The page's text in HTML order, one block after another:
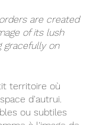
are created
of its lush
gracefully on
territoire où
d'autrui.
ou subtiles